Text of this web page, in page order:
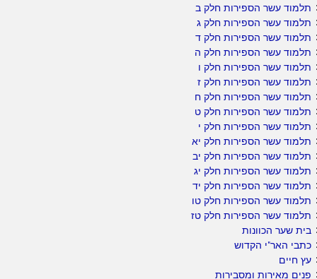
תלמוד עשר הספירות חלק ב
תלמוד עשר הספירות חלק ג
תלמוד עשר הספירות חלק ד
תלמוד עשר הספירות חלק ה
תלמוד עשר הספירות חלק ו
תלמוד עשר הספירות חלק ז
תלמוד עשר הספירות חלק ח
תלמוד עשר הספירות חלק ט
תלמוד עשר הספירות חלק י
תלמוד עשר הספירות חלק יא
תלמוד עשר הספירות חלק יב
תלמוד עשר הספירות חלק יג
תלמוד עשר הספירות חלק יד
תלמוד עשר הספירות חלק טו
תלמוד עשר הספירות חלק טז
בית שער הכוונות
כתבי האר"י הקדוש
עץ חיים
פנים מאירות ומסבירות